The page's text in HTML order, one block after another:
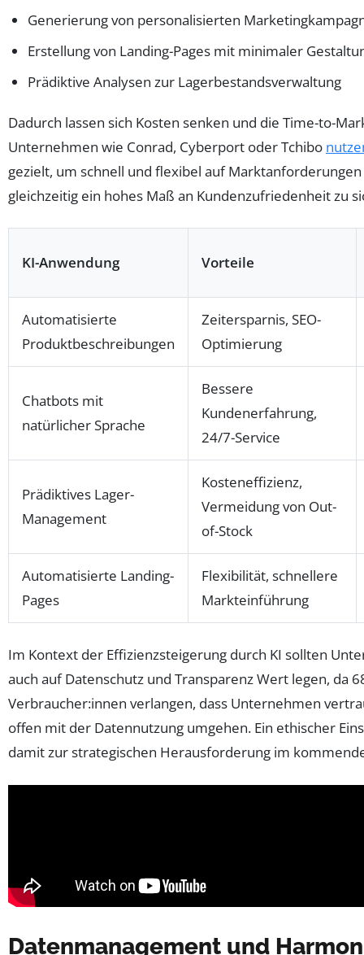
Generierung von personalisierten
Erstellung von Landing-Pages mit minimaler
Prädiktive Analysen zur Lagerbestandsverwaltung
Dadurch lassen sich Kosten senken und die Time-to-
Unternehmen wie Conrad, Cyberport oder Tchibo
gezielt, um schnell und flexibel auf
gleichzeitig ein hohes Maß an Kundenzufriedenheit zu
KI-Anwendung Vorteile
Automatisierte
Produktbeschreibungen
Zeitersparnis, SEO-
Optimierung
Chatbots mit
natürlicher Sprache
Bessere
Kundenerfahrung,
24/7-Service
Prädiktives Lager-
Management
Kosteneffizienz,
Vermeidung von Out-
of-Stock
Automatisierte Landing-
Pages
Flexibilität, schnellere
Markteinführung
Im Kontext der Effizienzsteigerung durch KI sollten
auch auf Datenschutz und Transparenz Wert legen, da
Verbraucher:innen verlangen, dass Unternehmen
offen mit der Datennutzung umgehen. Ein ethischer
damit zur strategischen Herausforderung im
Datenmanagement und